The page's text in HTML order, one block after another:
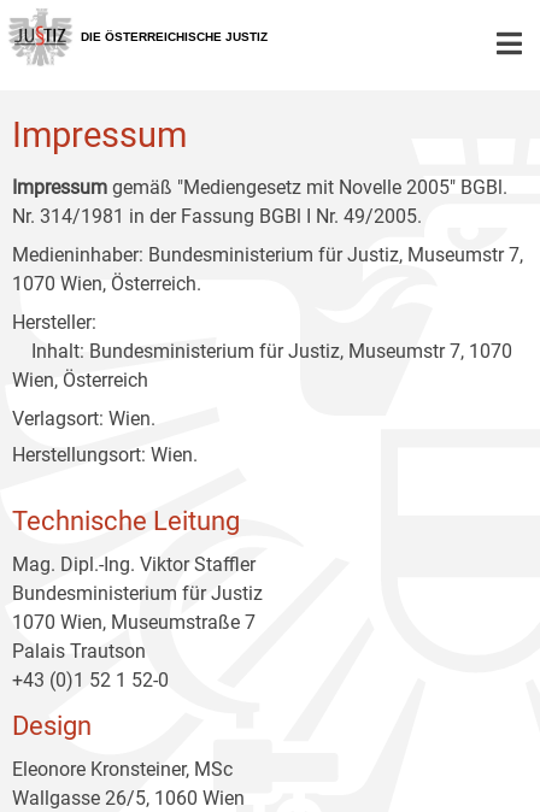
Zur
Hauptnavigation
[1]
Zum
Inhalt
[2]
Zum
Untermenü
[3]
DIE ÖSTERREICHISCHE JUSTIZ
Impressum
Impressum gemäß "Mediengesetz mit Novelle 2005" BGBl.
Nr. 314/1981 in der Fassung BGBl I Nr. 49/2005.
Medieninhaber: Bundesministerium für Justiz, Museumstr 7,
1070 Wien, Österreich.
Hersteller:
Inhalt: Bundesministerium für Justiz, Museumstr 7, 1070
Wien, Österreich
Verlagsort: Wien.
Herstellungsort: Wien.
Technische Leitung
Mag. Dipl.-Ing. Viktor Staffler
Bundesministerium für Justiz
1070 Wien, Museumstraße 7
Palais Trautson
+43 (0)1 52 1 52-0
Design
Eleonore Kronsteiner, MSc
Wallgasse 26/5, 1060 Wien